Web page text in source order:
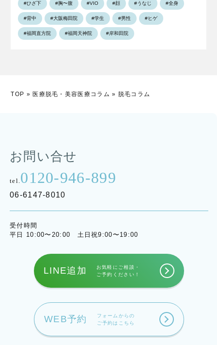
#ひざ下 #胸〜腹 #VIO #顔 #うなじ #全身
#背中 #大阪梅田院 #学生 #男性 #ヒゲ
#福岡直方院 #福岡天神院 #岸和田院
TOP »医療脱毛・美容医療コラム » 脱毛コラム
お問い合せ
tel. 0120-946-899
06-6147-8010
受付時間
平日 10:00〜20:00 土日祝9:00〜19:00
LINE追加
お気軽にご相談・
ご予約ください！
WEB予約
フォームからの
ご予約はこちら